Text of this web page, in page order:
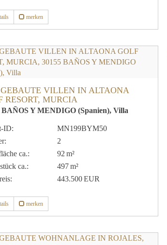
merken
VILLEN IN ALTAONA
RESORT, MURCIA
BAÑOS Y MENDIGO (Spanien), Villa
ID:
MN199BYM50
2
ca.:
92 m²
ca.:
497 m²
443.500 EUR
merken